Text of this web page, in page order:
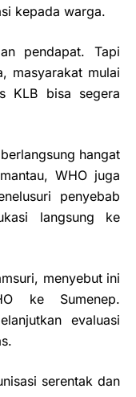
kepada warga.
pendapat. Tapi
masyarakat mulai
KLB bisa segera
hangat
WHO juga
penyebab
langsung ke
menyebut ini
ke Sumenep.
evaluasi
serentak dan